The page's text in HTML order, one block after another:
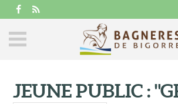
JEUNE PUBLIC :